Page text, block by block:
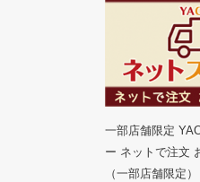
一部店舗限定
ー ネットで注文
（一部店舗限定）